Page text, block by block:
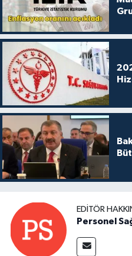
EDITÖR
Personel